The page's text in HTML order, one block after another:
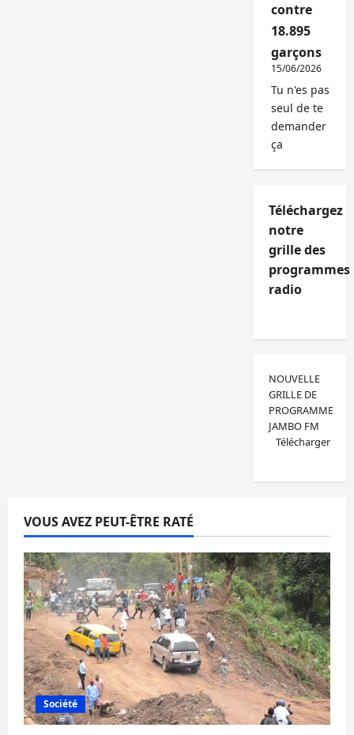
contre
18.895
garçons
15/06/2026
Tu n'es pas
seul de te
demander
ça
Téléchargez
notre
grille des
programmes
radio
NOUVELLE
GRILLE DE
PROGRAMME
JAMBO FM
Télécharger
VOUS AVEZ PEUT-ÊTRE RATÉ
Société